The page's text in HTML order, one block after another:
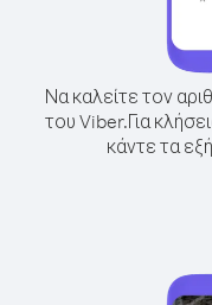
Να καλείτε τον
του Viber.Για
κάντε τα